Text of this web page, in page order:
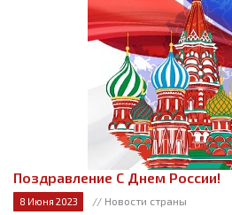
Поздравление С Днем России!
8 Июня 2023 // Новости страны